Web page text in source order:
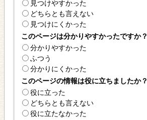
見つけやすかった
どちらとも言えない
見つけにくかった
このページは分かりやすかったですか？
分かりやすかった
ふつう
分かりにくかった
このページの情報は役に立ちましたか？
役に立った
どちらとも言えない
役に立たなかった